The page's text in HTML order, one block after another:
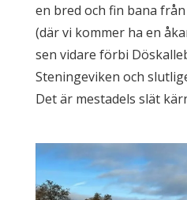
en bred och fin bana
(där vi kommer ha en
sen vidare förbi
Steningeviken och
Det är mestadels slät